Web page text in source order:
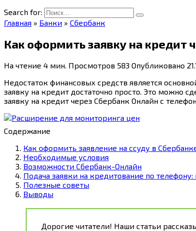
Search for:
Главная » Банки » Сбербанк
Как оформить заявку на кредит
На чтение 4 мин. Просмотров 583 Опубликовано
Недостаток финансовых средств является
заявку на кредит достаточно просто. Это можно
заявку на кредит через Сбербанк Онлайн с
Содержание
Как оформить заявление на ссуду в
Необходимые условия
Возможности Сбербанк-Онлайн
Подача заявки на кредитование по
Полезные советы
Выводы
Дорогие читатели! Наши статьи